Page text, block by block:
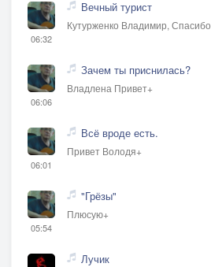
06:32
Вечный турист
Кутурженко Владимир, Спасибо
06:06
Зачем ты приснилась?
Владлена Привет+
06:01
Всё вроде есть.
Привет Володя+
05:54
"Грёзы"
Плюсую+
Лучик